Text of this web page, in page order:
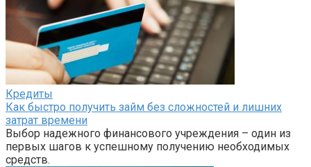
Кредиты
Как быстро получить займ без сложностей и лишних
затрат времени
Выбор надежного финансового учреждения – один из
первых шагов к успешному получению необходимых
средств.